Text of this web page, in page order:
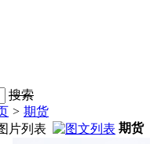
搜索
> 期货
期货